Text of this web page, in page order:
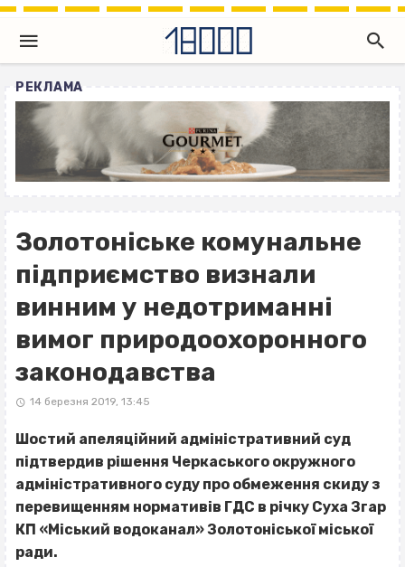
РЕКЛАМА
Золотоніське комунальне
підприємство визнали
винним у недотриманні
вимог природоохоронного
законодавства
14 березня 2019, 13:45
Шостий апеляційний адміністративний суд
підтвердив рішення Черкаського окружного
адміністративного суду про обмеження скиду з
перевищенням нормативів ГДС в річку Суха Згар
КП «Міський водоканал» Золотоніської міської
ради.